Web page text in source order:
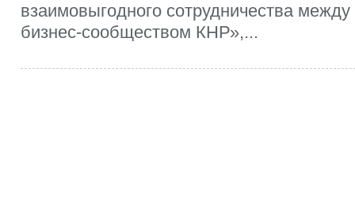
взаимовыгодного сотрудничества
бизнес-сообществом КНР»,...